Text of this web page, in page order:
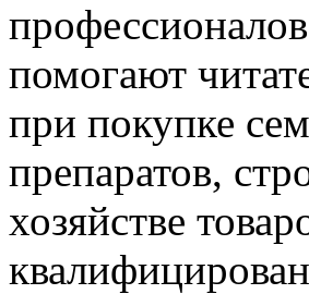
помогают
при покупке
препаратов,
хозяйстве